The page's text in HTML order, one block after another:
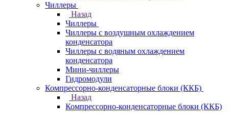
Чиллеры
Назад
Чиллеры
Чиллеры с воздушным охлаждением
конденсатора
Чиллеры с водяным охлаждением
конденсатора
Мини-чиллеры
Гидромодули
Компрессорно-конденсаторные блоки (ККБ)
Назад
Компрессорно-конденсаторные блоки (ККБ)